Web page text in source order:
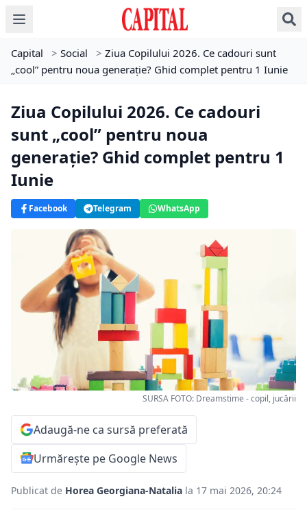
Capital > Social > Ziua Copilului 2026. Ce cadouri sunt
„cool” pentru noua generație? Ghid complet pentru 1 Iunie
Ziua Copilului 2026. Ce cadouri
sunt „cool” pentru noua
generație? Ghid complet pentru 1
Iunie
Facebook Telegram WhatsApp
SURSA FOTO: Dreamstime - copil, jucării
Adaugă-ne ca sursă preferată
Urmărește pe Google News
Publicat de Horea Georgiana-Natalia la 17 mai 2026, 20:24